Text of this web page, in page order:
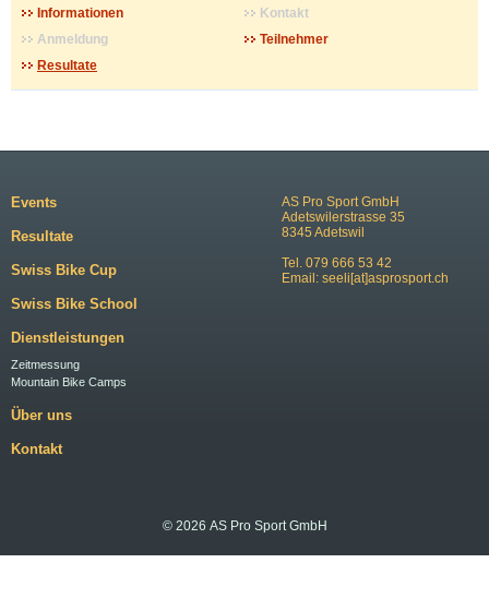
Informationen
Kontakt
Anmeldung
Teilnehmer
Resultate
AS Pro Sport GmbH
Adetswilerstrasse 35
8345 Adetswil
Tel. 079 666 53 42
Email: seeli[at]asprosport.ch
Events
Resultate
Swiss Bike Cup
Swiss Bike School
Dienstleistungen
Zeitmessung
Mountain Bike Camps
Über uns
Kontakt
© 2026 AS Pro Sport GmbH